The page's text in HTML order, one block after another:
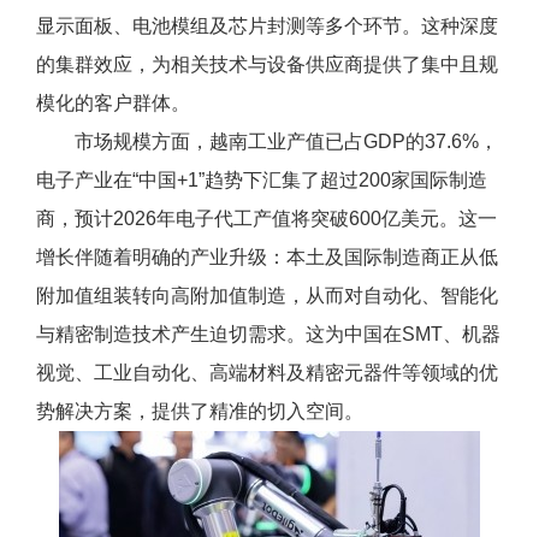
显示面板、电池模组及芯片封测等多个环节。这种深度
的集群效应，为相关技术与设备供应商提供了集中且规
模化的客户群体。
市场规模方面，越南工业产值已占GDP的37.6%，
电子产业在“中国+1”趋势下汇集了超过200家国际制造
商，预计2026年电子代工产值将突破600亿美元。这一
增长伴随着明确的产业升级：本土及国际制造商正从低
附加值组装转向高附加值制造，从而对自动化、智能化
与精密制造技术产生迫切需求。这为中国在SMT、机器
视觉、工业自动化、高端材料及精密元器件等领域的优
势解决方案，提供了精准的切入空间。